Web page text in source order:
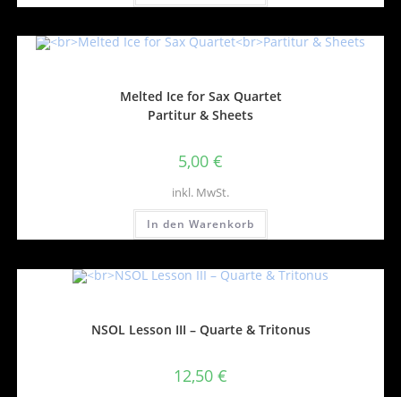
Melted Ice for Sax Quartet
Partitur & Sheets
5,00 €
inkl. MwSt.
In den Warenkorb
NSOL Lesson III – Quarte & Tritonus
12,50 €